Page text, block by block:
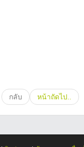
กลับ หน้าถัดไป..